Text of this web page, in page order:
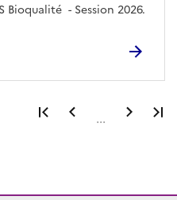
Bioqualité - Session 2026.
Première page
Page
...